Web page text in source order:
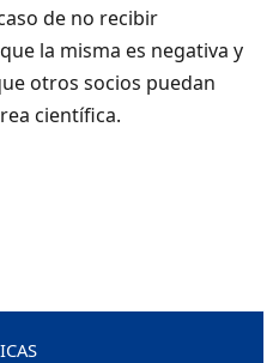
de no recibir
la misma es negativa y
otros socios puedan
científica.